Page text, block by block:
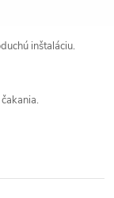
inštaláciu.